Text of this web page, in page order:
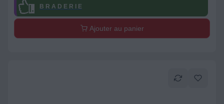
B R A D E R I E
Ajouter au panier